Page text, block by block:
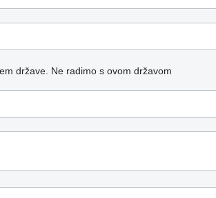
države. Ne radimo s ovom državom